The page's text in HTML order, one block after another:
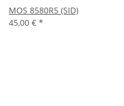
MOS 8580R5 (SID)
45,00 € *